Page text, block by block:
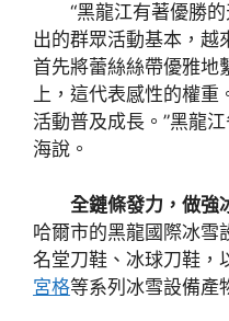
“黑龍江有著優勝
出的群眾活動基本，越
首先將蕾絲絲帶優雅地
上，這代表感性的權重
活動普及成長。”黑龍
海說。
全鏈條發力，做強
哈爾市的黑龍國際冰雪
名堂刀鞋、冰球刀鞋，
宮格等系列冰雪設備產